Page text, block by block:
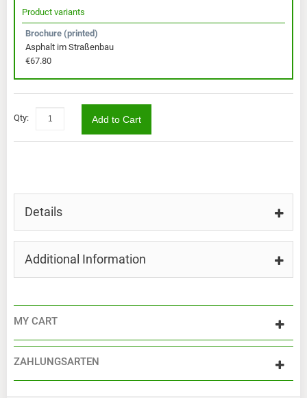
Product variants
Brochure (printed)
Asphalt im Straßenbau
€67.80
Qty: Add to Cart
Details
Additional Information
MY CART
ZAHLUNGSARTEN